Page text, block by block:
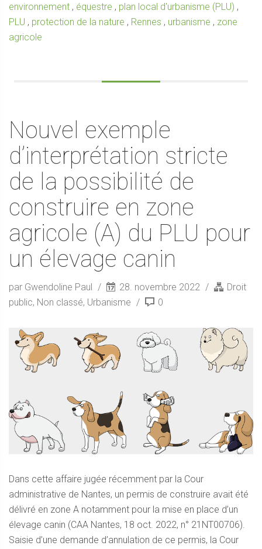
environnement , équestre , plan local d'urbanisme (PLU) ,
PLU , protection de la nature , Rennes , urbanisme , zone
agricole
Nouvel exemple
d’interprétation stricte
de la possibilité de
construire en zone
agricole (A) du PLU pour
un élevage canin
par Gwendoline Paul 28. novembre 2022
Droit
public, Non classé, Urbanisme 0
Dans cette affaire jugée récemment par la Cour
administrative de Nantes, un permis de construire avait été
délivré en zone A notamment pour la mise en place d’un
élevage canin (CAA Nantes, 18 oct. 2022, n° 21NT00706).
Saisie d’une demande d’annulation de ce permis, la Cour